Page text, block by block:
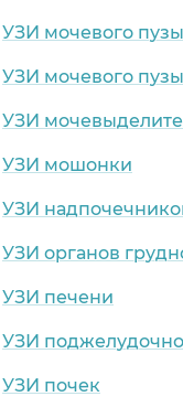
УЗИ мочевого
УЗИ мочевого
УЗИ
УЗИ мошонки
УЗИ
УЗИ органов
УЗИ печени
УЗИ
УЗИ почек